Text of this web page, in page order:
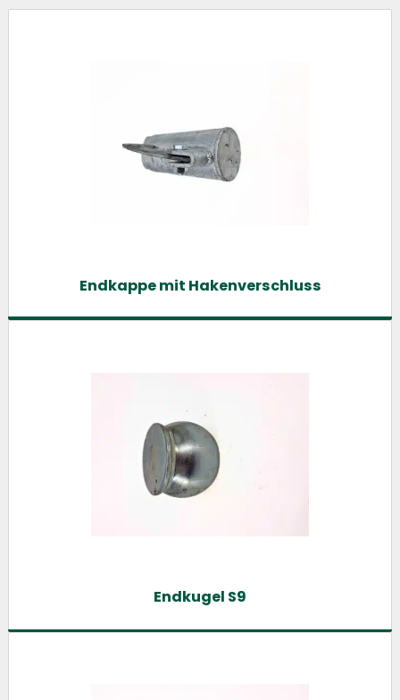
Endkappe mit Hakenverschluss
Endkugel S9